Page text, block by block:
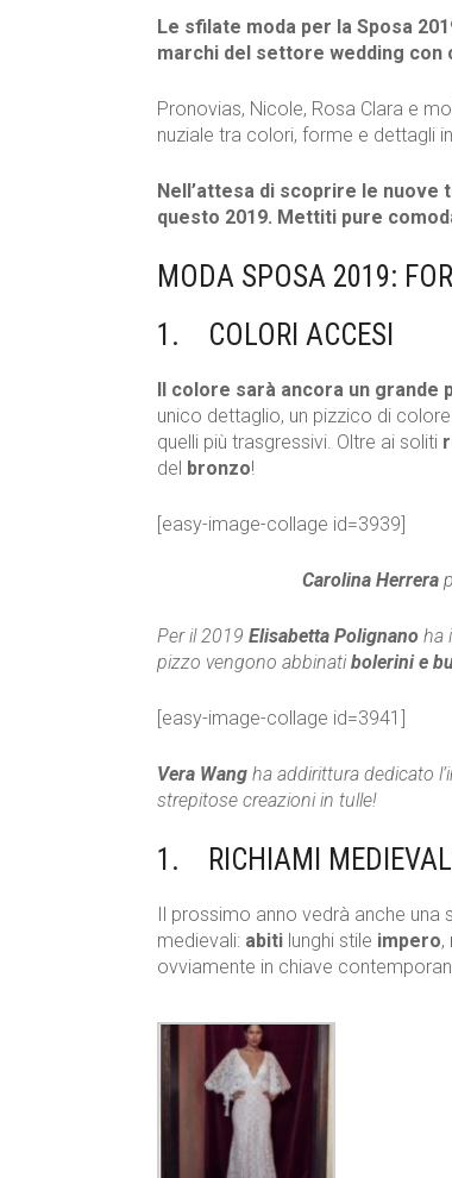
Le sfilate moda per la Sposa
marchi del settore wedding con
Pronovias, Nicole, Rosa Clara e
nuziale tra colori, forme e dettagli
Nell’attesa di scoprire le
questo 2019. Mettiti pure
MODA SPOSA 2019:
1. COLORI ACCESI
Il colore sarà ancora un
unico dettaglio, un pizzico di
quelli più trasgressivi. Oltre ai soliti
del bronzo!
[easy-image-collage id=3939]
Carolina Herrera
Per il 2019 Elisabetta Polignano ha
pizzo vengono abbinatibolerini e
[easy-image-collage id=3941]
Vera Wang ha addirittura dedicato
strepitose creazioni in tulle!
1. RICHIAMI MEDIEVALI
Il prossimo anno vedrà anche
medievali: abiti lunghi stile impero,
ovviamente in chiave